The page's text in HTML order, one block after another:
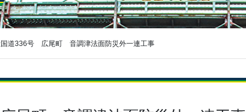
国道336号 広尾町 音調津法面防災外一連工事